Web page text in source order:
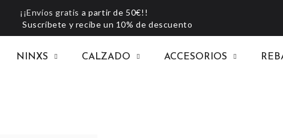
¡¡Envíos gratis a partir de 50€!!
Suscríbete y recibe un 10% de descuento
NINXS CALZADO ACCESORIOS